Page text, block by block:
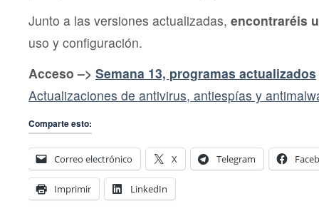
Junto a las versiones actualizadas, encontraréis
uso y configuración.
Acceso –> Semana 13, programas actualizados
Actualizaciones de antivirus, antiespías y
Comparte esto:
Correo electrónico X Telegram
Imprimir LinkedIn